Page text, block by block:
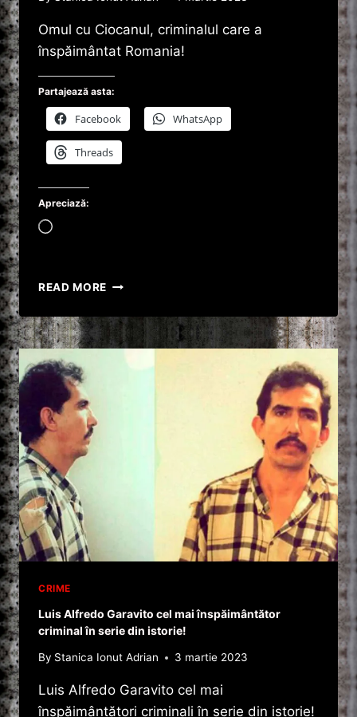
Omul cu Ciocanul, criminalul care a
înspăimântat Romania!
Partajează asta:
Facebook WhatsApp
Threads
Apreciază:
Încarc...
READ MORE OMUL
CIOCANUL,
CRIMINALUL
CARE
CRIME
Luis Alfredo Garavito cel mai înspăimântător
criminal în serie din istorie!
By Stanica Ionut Adrian 3 martie 2023
Luis Alfredo Garavito cel mai
înspăimântători criminali în serie din istorie!